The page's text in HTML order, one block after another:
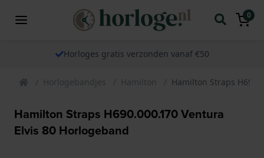
0
Horloges gratis verzonden vanaf €50
Horlogebandjes Hamilton Hamilton Straps
Hamilton Straps H690.000.170 Ventura
Elvis 80 Horlogeband